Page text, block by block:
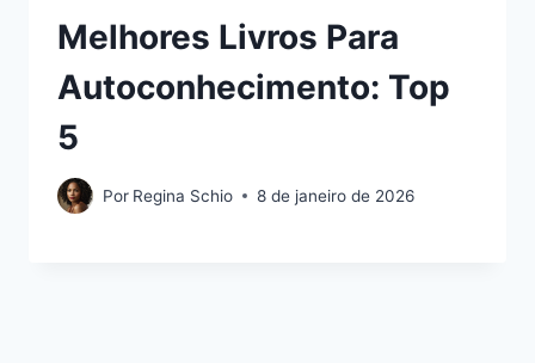
Melhores Livros Para
Autoconhecimento: Top
5
Por Regina Schio 8 de janeiro de 2026